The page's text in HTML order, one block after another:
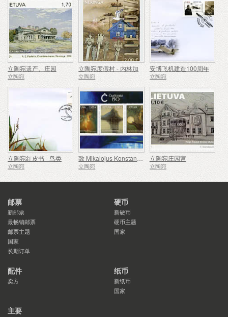
立陶宛遗产、庄园
立陶宛
立陶宛度假村 - 内林加
立陶宛
安博飞机建造100周年
立陶宛
立陶宛红皮书 - 鸟类
立陶宛
致 Mikalojus Konstantinas Ciurlionis - 150
立陶宛
立陶宛庄园宫
立陶宛
邮票
新邮票
最畅销邮票
邮票主题
国家
长期订单
硬币
新硬币
硬币主题
国家
配件
卖方
纸币
新纸币
国家
主要